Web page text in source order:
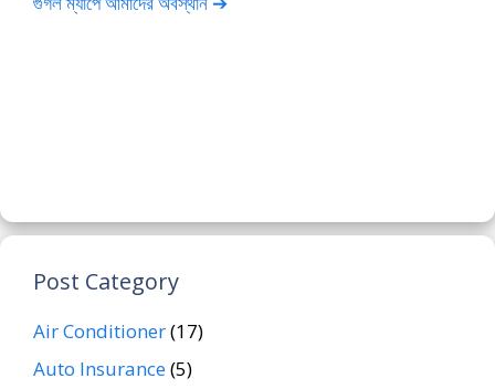
Post Category
Air Conditioner(17)
Auto Insurance(5)